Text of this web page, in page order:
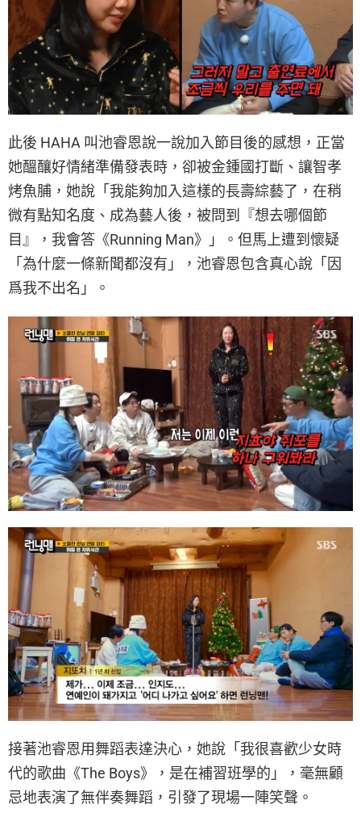
此後 HAHA 叫池睿恩說一說加入節目後的感想，正當
她醞釀好情緒準備發表時，卻被金鍾國打斷、讓智孝
烤魚脯，她說「我能夠加入這樣的長壽綜藝了，在稍
微有點知名度、成為藝人後，被問到『想去哪個節
目』，我會答《Running Man》」。但馬上遭到懷疑
「為什麼一條新聞都沒有」，池睿恩包含真心說「因
爲我不出名」。
接著池睿恩用舞蹈表達決心，她說「我很喜歡少女時
代的歌曲《The Boys》，是在補習班學的」，毫無顧
忌地表演了無伴奏舞蹈，引發了現場一陣笑聲。